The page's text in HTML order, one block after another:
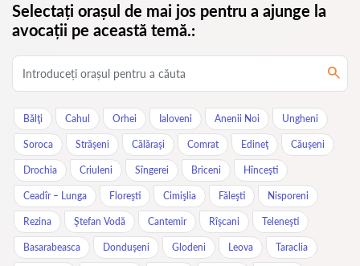
Selectați orașul de mai jos pentru a ajunge la
avocații pe această temă.:
Bălţi Cahul Orhei Ialoveni Anenii Noi Ungheni
Soroca Străşeni Călăraşi Comrat Edineţ Căuşeni
Drochia Criuleni Sîngerei Briceni Hînceşti
Ceadîr – Lunga Floreşti Cimişlia Făleşti Nisporeni
Rezina Ştefan Vodă Cantemir Rîşcani Teleneşti
Basarabeasca Donduşeni Glodeni Leova Taraclia